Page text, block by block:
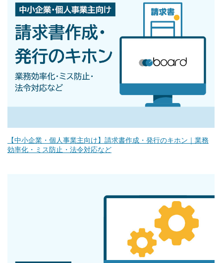
【中小企業・個人事業主向け】請求書作成・発行のキホン｜業務
効率化・ミス防止・法令対応など